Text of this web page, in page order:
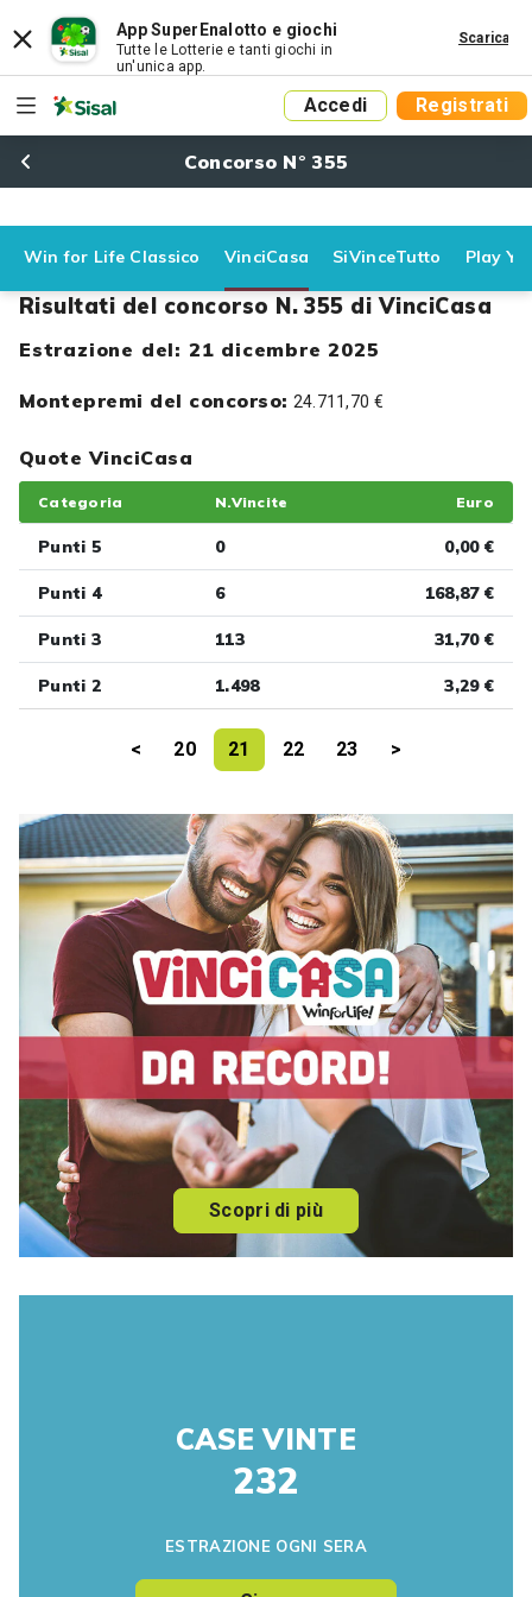
App SuperEnalotto e giochi
Tutte le Lotterie e tanti giochi in
un'unica app.
Scarica
Accedi Registrati
Concorso N° 355
Win for Life Classico VinciCasa SiVinceTutto Play
Risultati del concorso N. 355 di VinciCasa
Estrazione del: 21 dicembre 2025
Montepremi del concorso: 24.711,70 €
Quote VinciCasa
Categoria N.Vincite Euro
Punti 5 0 0,00 €
Punti 4 6 168,87 €
Punti 3 113 31,70 €
Punti 2 1.498 3,29 €
< 20 21 22 23 >
Scopri di più
CASE VINTE
232
ESTRAZIONE OGNI SERA